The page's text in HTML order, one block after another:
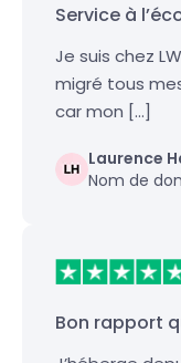
Service à
Je suis chez
migré tous
car mon […]
Laurence
Nom de
Bon rapport